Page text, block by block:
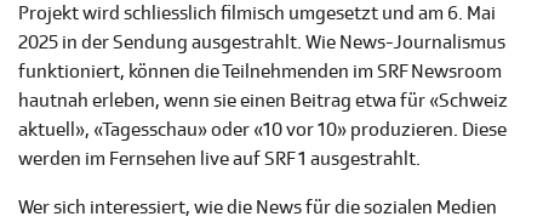
Projekt wird schliesslich filmisch umgesetzt und am 6. Mai
2025 in der Sendung ausgestrahlt. Wie News-Journalismus
funktioniert, können die Teilnehmenden im SRF Newsroom
hautnah erleben, wenn sie einen Beitrag etwa für «Schweiz
aktuell», «Tagesschau» oder «10 vor 10» produzieren. Diese
werden im Fernsehen live auf SRF 1 ausgestrahlt.
Wer sich interessiert, wie die News für die sozialen Medien